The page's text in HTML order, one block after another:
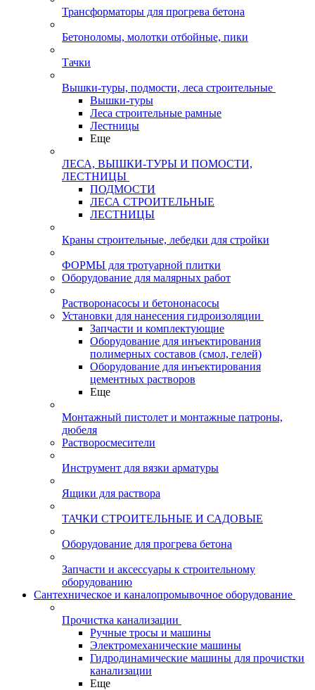
Трансформаторы для прогрева бетона
Бетоноломы, молотки отбойные, пики
Тачки
Вышки-туры, подмости, леса строительные
Вышки-туры
Леса строительные рамные
Лестницы
Еще
ЛЕСА, ВЫШКИ-ТУРЫ И ПОМОСТИ,
ЛЕСТНИЦЫ
ПОДМОСТИ
ЛЕСА СТРОИТЕЛЬНЫЕ
ЛЕСТНИЦЫ
Краны строительные, лебедки для стройки
ФОРМЫ для тротуарной плитки
Оборудование для малярных работ
Растворонасосы и бетононасосы
Установки для нанесения гидроизоляции
Запчасти и комплектующие
Оборудование для инъектирования
полимерных составов (смол, гелей)
Оборудование для инъектирования
цементных растворов
Еще
Монтажный пистолет и монтажные патроны,
дюбеля
Растворосмесители
Инструмент для вязки арматуры
Ящики для раствора
ТАЧКИ СТРОИТЕЛЬНЫЕ И САДОВЫЕ
Оборудование для прогрева бетона
Запчасти и аксессуары к строительному
оборудованию
Сантехническое и каналопромывочное оборудование
Прочистка канализации
Ручные тросы и машины
Электромеханические машины
Гидродинамические машины для прочистки
канализации
Еще